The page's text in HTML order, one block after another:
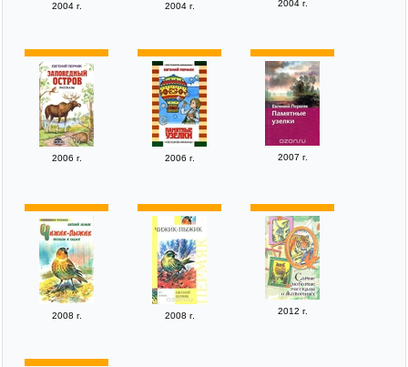
2004 г. 2004 г. 2004 г.
2006 г. 2006 г. 2007 г.
2008 г. 2008 г. 2012 г.